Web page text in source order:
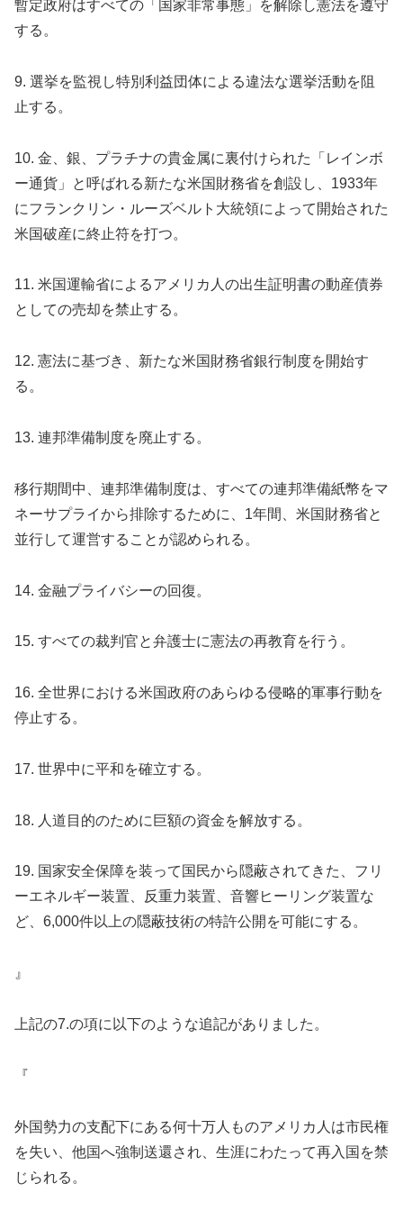
暫定政府はすべての「国家非常事態」を解除し憲法を遵守
する。
9. 選挙を監視し特別利益団体による違法な選挙活動を阻
止する。
10. 金、銀、プラチナの貴金属に裏付けられた「レインボ
ー通貨」と呼ばれる新たな米国財務省を創設し、1933年
にフランクリン・ルーズベルト大統領によって開始された
米国破産に終止符を打つ。
11. 米国運輸省によるアメリカ人の出生証明書の動産債券
としての売却を禁止する。
12. 憲法に基づき、新たな米国財務省銀行制度を開始す
る。
13. 連邦準備制度を廃止する。
移行期間中、連邦準備制度は、すべての連邦準備紙幣をマ
ネーサプライから排除するために、1年間、米国財務省と
並行して運営することが認められる。
14. 金融プライバシーの回復。
15. すべての裁判官と弁護士に憲法の再教育を行う。
16. 全世界における米国政府のあらゆる侵略的軍事行動を
停止する。
17. 世界中に平和を確立する。
18. 人道目的のために巨額の資金を解放する。
19. 国家安全保障を装って国民から隠蔽されてきた、フリ
ーエネルギー装置、反重力装置、音響ヒーリング装置な
ど、6,000件以上の隠蔽技術の特許公開を可能にする。
』
上記の7.の項に以下のような追記がありました。
『
外国勢力の支配下にある何十万人ものアメリカ人は市民権
を失い、他国へ強制送還され、生涯にわたって再入国を禁
じられる。